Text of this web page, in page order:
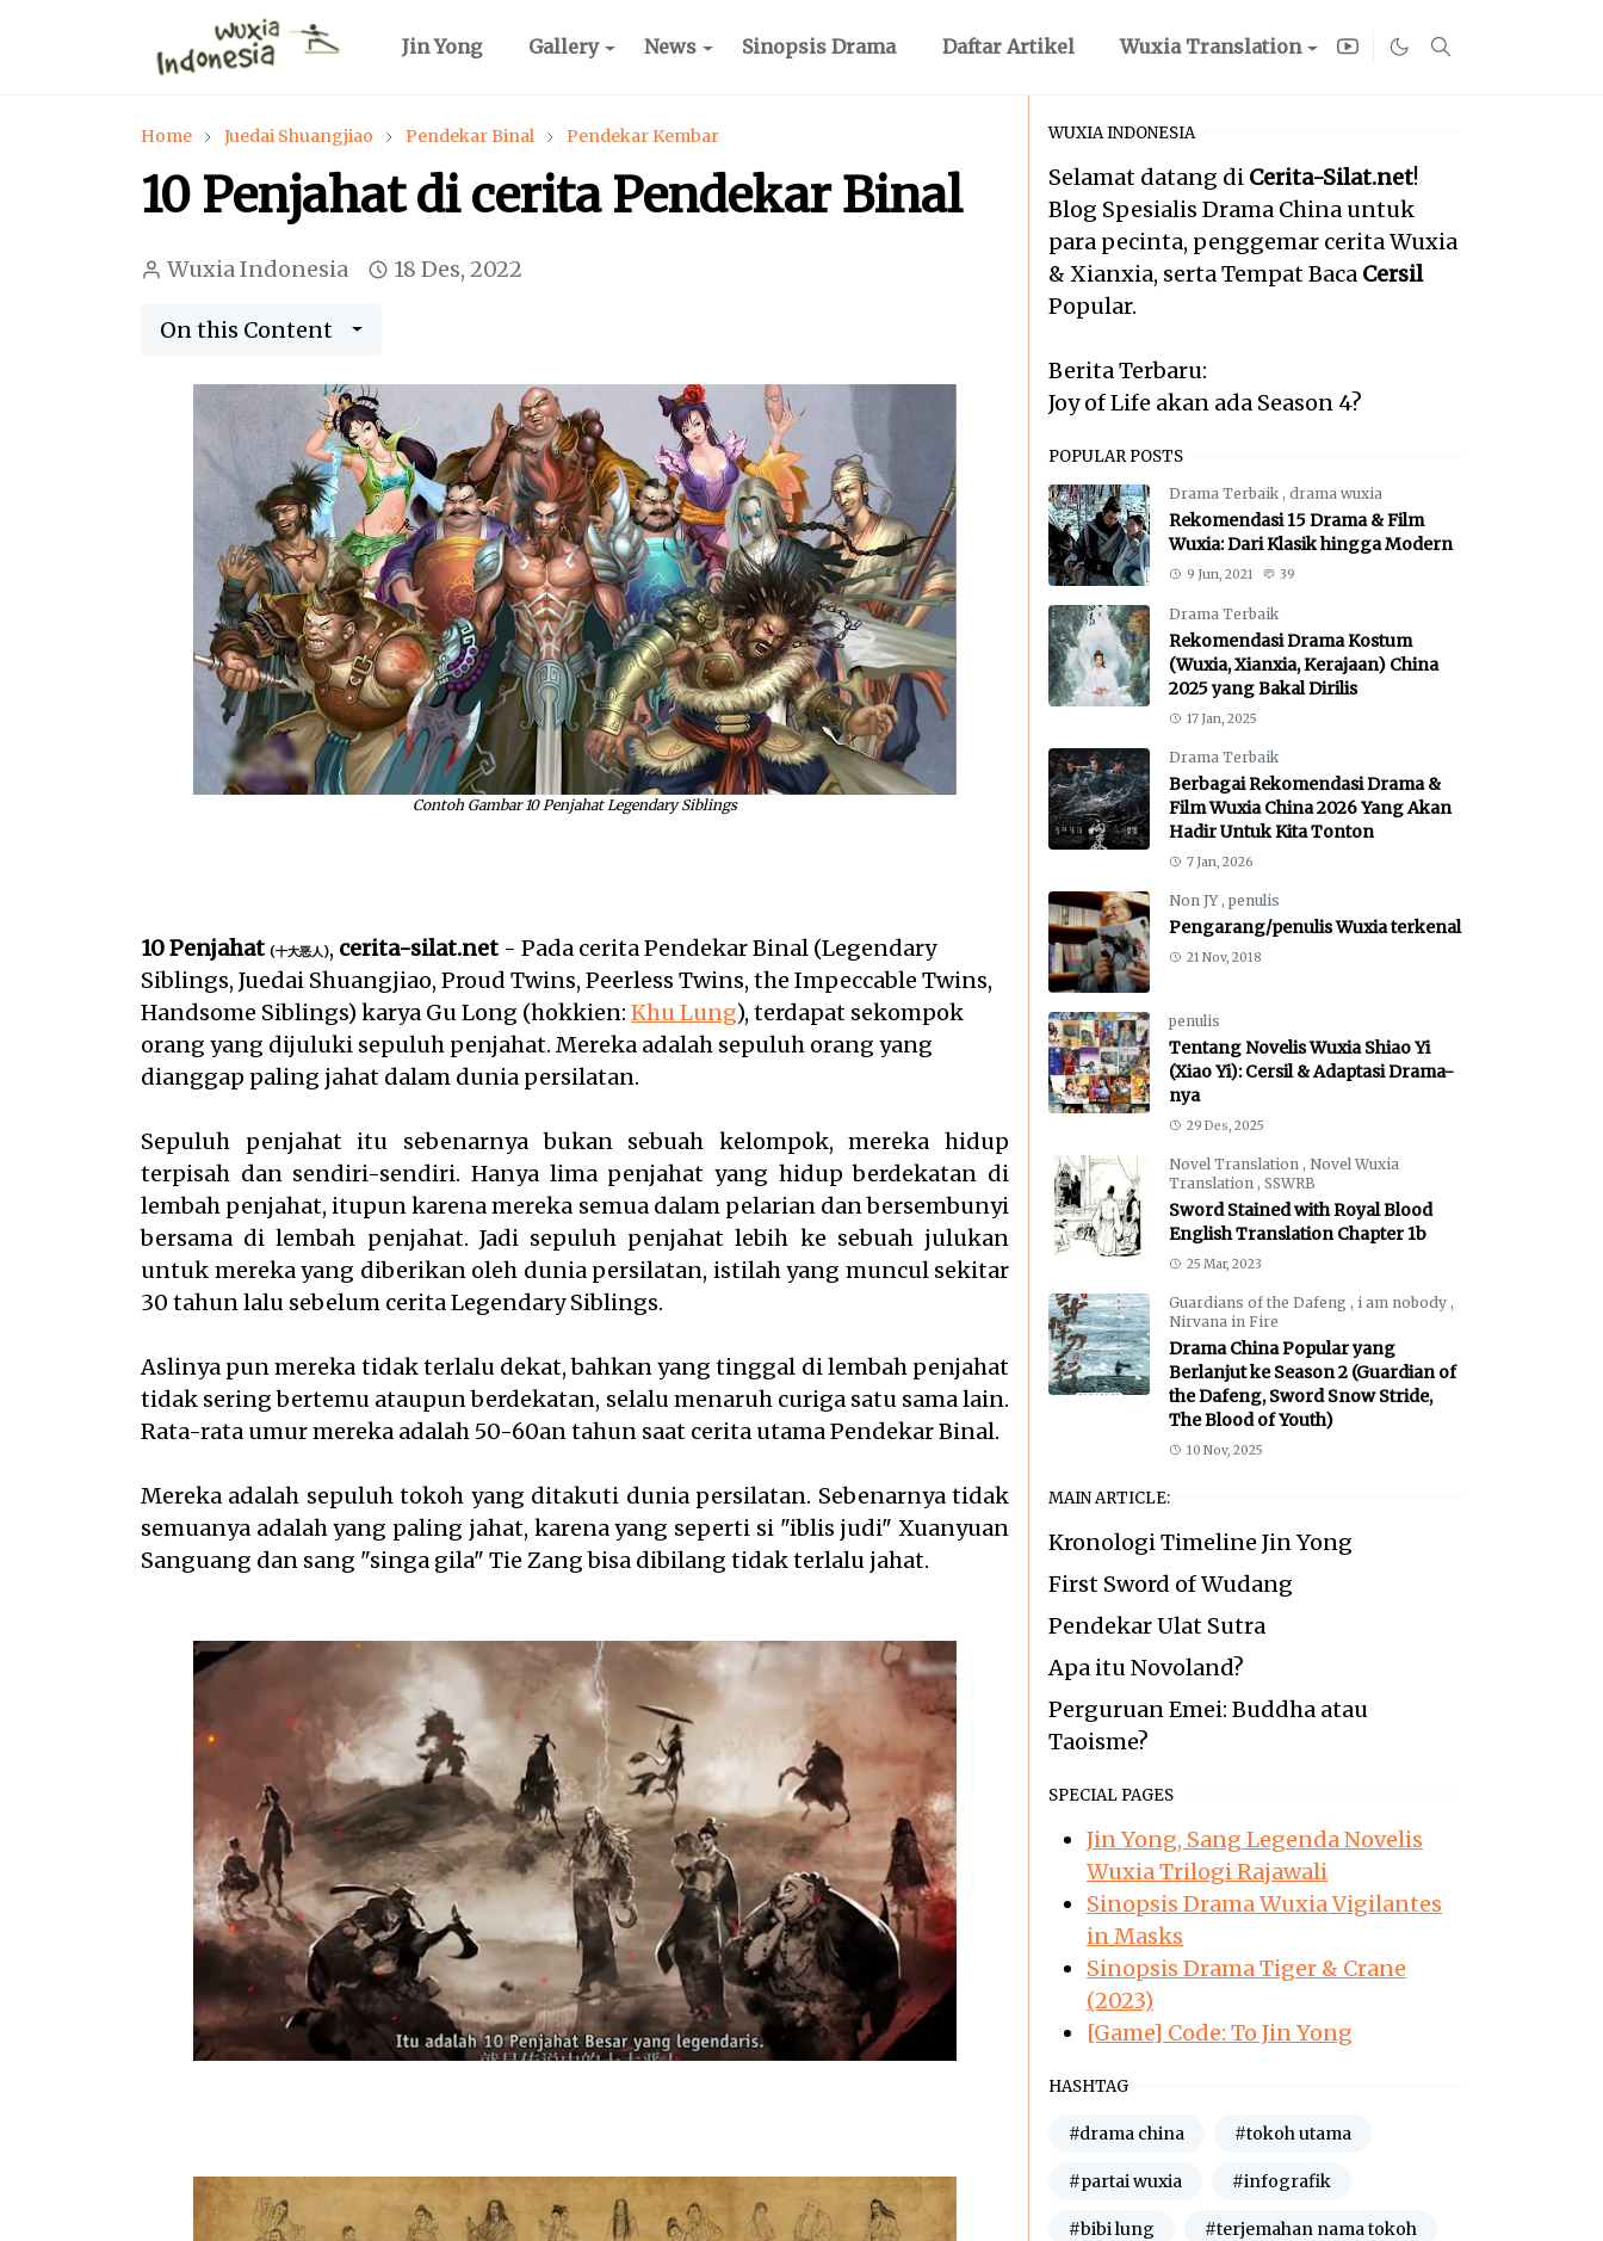
Jin Yong Gallery News Sinopsis Drama Daftar Artikel Wuxia Translation
Home Juedai Shuangjiao Pendekar Binal Pendekar Kembar
10 Penjahat di cerita Pendekar Binal
Wuxia Indonesia 18 Des, 2022
On this Content
Contoh Gambar 10 Penjahat Legendary Siblings
10 Penjahat (十大恶人), cerita-silat.net - Pada cerita Pendekar Binal (Legendary
Siblings, Juedai Shuangjiao, Proud Twins, Peerless Twins, the Impeccable Twins,
Handsome Siblings) karya Gu Long (hokkien: Khu Lung), terdapat sekompok
orang yang dijuluki sepuluh penjahat. Mereka adalah sepuluh orang yang
dianggap paling jahat dalam dunia persilatan.
Sepuluh penjahat itu sebenarnya bukan sebuah kelompok, mereka hidup
terpisah dan sendiri-sendiri. Hanya lima penjahat yang hidup berdekatan di
lembah penjahat, itupun karena mereka semua dalam pelarian dan bersembunyi
bersama di lembah penjahat. Jadi sepuluh penjahat lebih ke sebuah julukan
untuk mereka yang diberikan oleh dunia persilatan, istilah yang muncul sekitar
30 tahun lalu sebelum cerita Legendary Siblings.
Aslinya pun mereka tidak terlalu dekat, bahkan yang tinggal di lembah penjahat
tidak sering bertemu ataupun berdekatan, selalu menaruh curiga satu sama lain.
Rata-rata umur mereka adalah 50-60an tahun saat cerita utama Pendekar Binal.
Mereka adalah sepuluh tokoh yang ditakuti dunia persilatan. Sebenarnya tidak
semuanya adalah yang paling jahat, karena yang seperti si "iblis judi" Xuanyuan
Sanguang dan sang "singa gila" Tie Zang bisa dibilang tidak terlalu jahat.
WUXIA INDONESIA
Selamat datang di Cerita-Silat.net!
Blog Spesialis Drama China untuk
para pecinta, penggemar cerita Wuxia
& Xianxia, serta Tempat Baca Cersil
Popular.
Berita Terbaru:
Joy of Life akan ada Season 4?
POPULAR POSTS
Drama Terbaik , drama wuxia
Rekomendasi 15 Drama & Film
Wuxia: Dari Klasik hingga Modern
9 Jun, 2021 39
Drama Terbaik
Rekomendasi Drama Kostum
(Wuxia, Xianxia, Kerajaan) China
2025 yang Bakal Dirilis
17 Jan, 2025
Drama Terbaik
Berbagai Rekomendasi Drama &
Film Wuxia China 2026 Yang Akan
Hadir Untuk Kita Tonton
7 Jan, 2026
Non JY , penulis
Pengarang/penulis Wuxia terkenal
21 Nov, 2018
penulis
Tentang Novelis Wuxia Shiao Yi
(Xiao Yi): Cersil & Adaptasi Drama-
nya
29 Des, 2025
Novel Translation , Novel Wuxia
Translation , SSWRB
Sword Stained with Royal Blood
English Translation Chapter 1b
25 Mar, 2023
Guardians of the Dafeng , i am nobody ,
Nirvana in Fire
Drama China Popular yang
Berlanjut ke Season 2 (Guardian of
the Dafeng, Sword Snow Stride,
The Blood of Youth)
10 Nov, 2025
MAIN ARTICLE:
Kronologi Timeline Jin Yong
First Sword of Wudang
Pendekar Ulat Sutra
Apa itu Novoland?
Perguruan Emei: Buddha atau
Taoisme?
SPECIAL PAGES
Jin Yong, Sang Legenda Novelis
Wuxia Trilogi Rajawali
Sinopsis Drama Wuxia Vigilantes
in Masks
Sinopsis Drama Tiger & Crane
(2023)
[Game] Code: To Jin Yong
HASHTAG
#drama china #tokoh utama
#partai wuxia #infografik
#bibi lung #terjemahan nama tokoh